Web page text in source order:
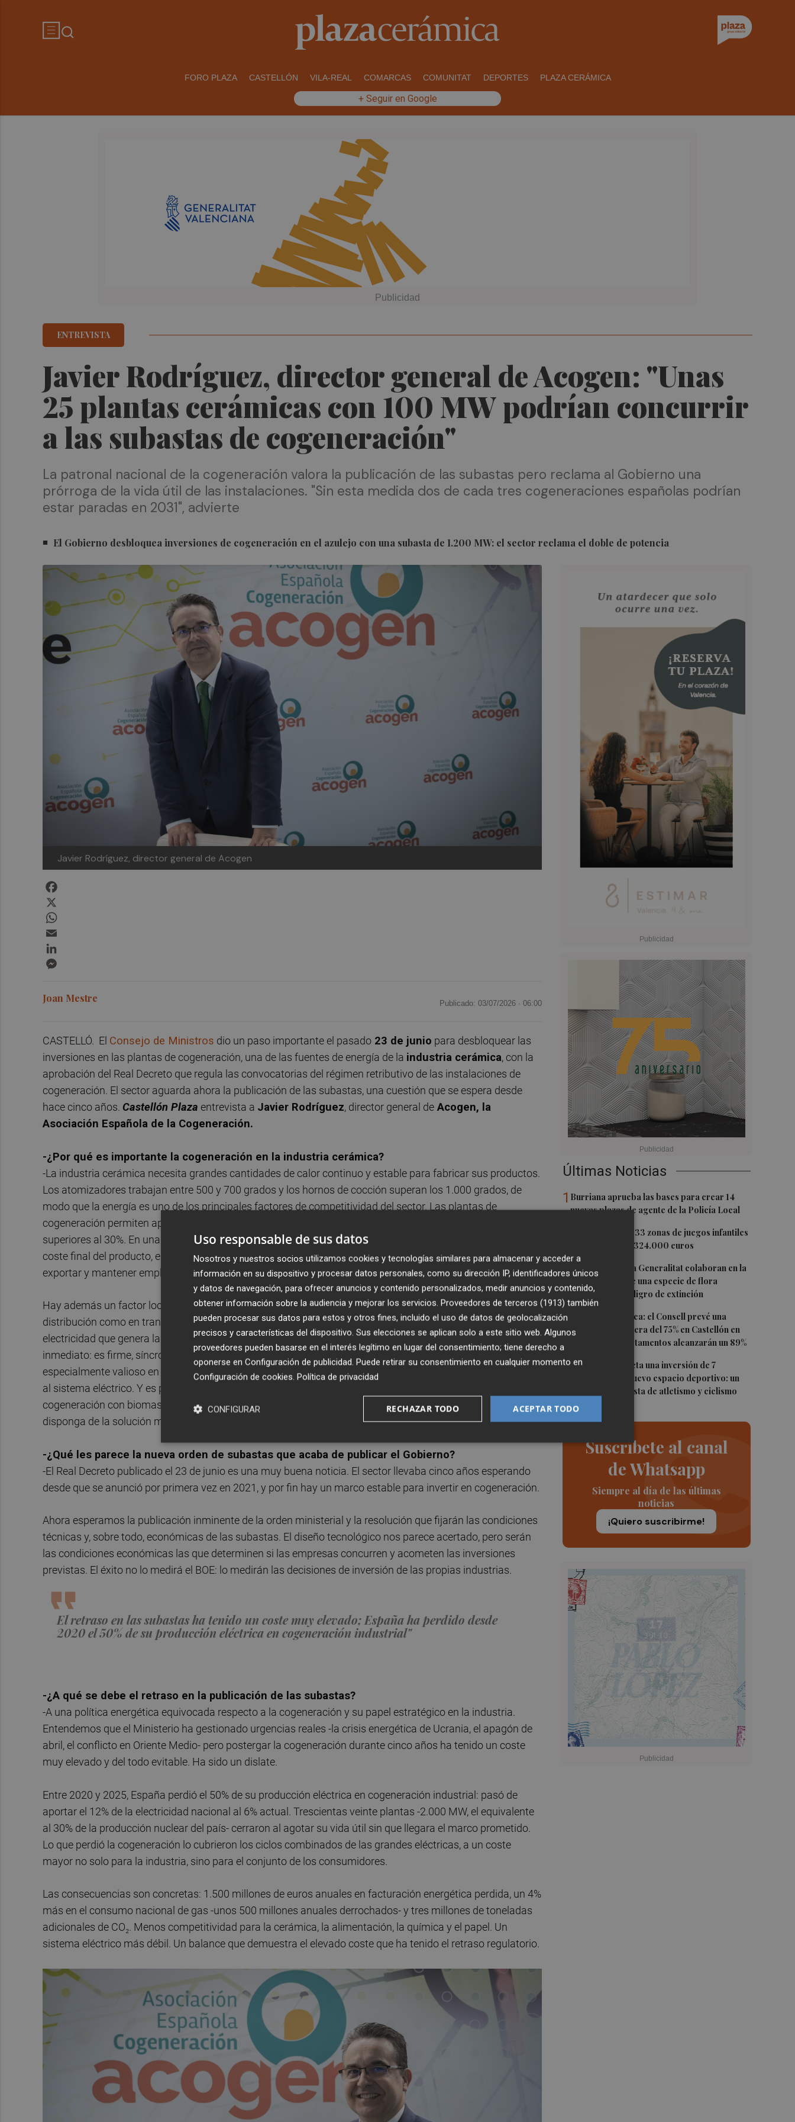
FORO PLAZA CASTELLÓN VILA-REAL COMARCAS COMUNITAT DEPORTES PLAZA CERÁMICA
+ Seguir en Google
Javier Rodríguez, director general de Acogen: "Unas
25 plantas cerámicas con 100 MW podrían concurrir
a las subastas de cogeneración"
ENTREVISTA
La patronal nacional de la cogeneración valora la publicación de las subastas pero reclama al Gobierno una
prórroga de la vida útil de las instalaciones. "Sin esta medida dos de cada tres cogeneraciones españolas podrían
estar paradas en 2031", advierte
El Gobierno desbloquea inversiones de cogeneración en el azulejo con una subasta de 1.200 MW: el sector reclama el doble de potencia
Javier Rodríguez, director general de Acogen
Últimas Noticias
1 Burriana aprueba las bases para crear 14
nuevas plazas de agente de la Policía Local
Castelló mejora 33 zonas de juegos infantiles
en julio: destina 324.000 euros
3 PortCastelló y la Generalitat colaboran en la
conservación de una especie de flora
autóctona en peligro de extinción
4
Previsión turística: el Consell prevé una
ocupación hotelera del 75% en Castellón en
agosto: los apartamentos alcanzarán un 89%
5 Vila-real proyecta una inversión de 7
millones en un nuevo espacio deportivo: un
complejo con pista de atletismo y ciclismo
Suscríbete al canal
de Whatsapp
Siempre al día de las últimas
noticias
¡Quiero suscribirme!
Joan Mestre Publicado: 03/07/2026 · 06:00
CASTELLÓ. El Consejo de Ministros dio un paso importante el pasado 23 de junio para desbloquear las
inversiones en las plantas de cogeneración, una de las fuentes de energía de la industria cerámica, con la
aprobación del Real Decreto que regula las convocatorias del régimen retributivo de las instalaciones de
cogeneración. El sector aguarda ahora la publicación de las subastas, una cuestión que se espera desde
hace cinco años. Castellón Plaza entrevista a Javier Rodríguez, director general de Acogen, la
Asociación Española de la Cogeneración.
-¿Por qué es importante la cogeneración en la industria cerámica?
-La industria cerámica necesita grandes cantidades de calor continuo y estable para fabricar sus productos.
Los atomizadores trabajan entre 500 y 700 grados y los hornos de cocción superan los 1.000 grados, de
modo que la energía es uno de los principales factores de competitividad del sector. Las plantas de
cogeneración permiten aprovechar simultáneamente el calor y la electricidad, logrando ahorros energéticos
superiores al 30%. En una actividad en la que los costes energéticos pueden representar más del 20% del
coste final del producto, esa diferencia resulta determinante para competir en los mercados internacionales,
exportar y mantener empleo.
Hay además un factor local decisivo. Castellón sufre una saturación severa en la red eléctrica, tanto en
distribución como en transporte, que limita la incorporación de nuevos consumos industriales. La
electricidad que genera la cogeneración se produce en la propia fábrica y se consume en su entorno
inmediato: es firme, síncrona, con control de tensión. Y aporta un nivel adicional de seguridad de suministro
especialmente valioso en un contexto de saturación de la red. La cogeneración aporta flexibilidad y respaldo
al sistema eléctrico. Y es plenamente compatible con todo lo que viene. El futuro pasa por combinar
cogeneración con biomasa, almacenamiento, electrificación o hidrógeno renovable para que cada fábrica
disponga de la solución más eficiente y competitiva.
-¿Qué les parece la nueva orden de subastas que acaba de publicar el Gobierno?
-El Real Decreto publicado el 23 de junio es una muy buena noticia. El sector llevaba cinco años esperando
desde que se anunció por primera vez en 2021, y por fin hay un marco estable para invertir en cogeneración.
Ahora esperamos la publicación inminente de la orden ministerial y la resolución que fijarán las condiciones
técnicas y, sobre todo, económicas de las subastas. El diseño tecnológico nos parece acertado, pero serán
las condiciones económicas las que determinen si las empresas concurren y acometen las inversiones
previstas. El éxito no lo medirá el BOE: lo medirán las decisiones de inversión de las propias industrias.
El retraso en las subastas ha tenido un coste muy elevado; España ha perdido desde
2020 el 50% de su producción eléctrica en cogeneración industrial"
-¿A qué se debe el retraso en la publicación de las subastas?
-A una política energética equivocada respecto a la cogeneración y su papel estratégico en la industria.
Entendemos que el Ministerio ha gestionado urgencias reales -la crisis energética de Ucrania, el apagón de
abril, el conflicto en Oriente Medio- pero postergar la cogeneración durante cinco años ha tenido un coste
muy elevado y del todo evitable. Ha sido un dislate.
Entre 2020 y 2025, España perdió el 50% de su producción eléctrica en cogeneración industrial: pasó de
aportar el 12% de la electricidad nacional al 6% actual. Trescientas veinte plantas -2.000 MW, el equivalente
al 30% de la producción nuclear del país- cerraron al agotar su vida útil sin que llegara el marco prometido.
Lo que perdió la cogeneración lo cubrieron los ciclos combinados de las grandes eléctricas, a un coste
mayor no solo para la industria, sino para el conjunto de los consumidores.
Las consecuencias son concretas: 1.500 millones de euros anuales en facturación energética perdida, un 4%
más en el consumo nacional de gas -unos 500 millones anuales derrochados- y tres millones de toneladas
adicionales de CO₂. Menos competitividad para la cerámica, la alimentación, la química y el papel. Un
sistema eléctrico más débil. Un balance que demuestra el elevado coste que ha tenido el retraso regulatorio.
Uso responsable de sus datos
Nosotros y nuestros socios utilizamos cookies y tecnologías similares para almacenar y acceder a
información en su dispositivo y procesar datos personales, como su dirección IP, identificadores únicos
y datos de navegación, para ofrecer anuncios y contenido personalizados, medir anuncios y contenido,
obtener información sobre la audiencia y mejorar los servicios. Proveedores de terceros (1913) también
pueden procesar sus datos para estos y otros fines, incluido el uso de datos de geolocalización
precisos y características del dispositivo. Sus elecciones se aplican solo a este sitio web. Algunos
proveedores pueden basarse en el interés legítimo en lugar del consentimiento; tiene derecho a
oponerse en Configuración de publicidad. Puede retirar su consentimiento en cualquier momento en
Configuración de cookies. Política de privacidad
ACEPTAR TODO
RECHAZAR TODO
CONFIGURAR